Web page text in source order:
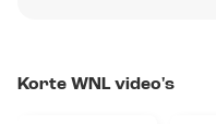
Korte WNL video's